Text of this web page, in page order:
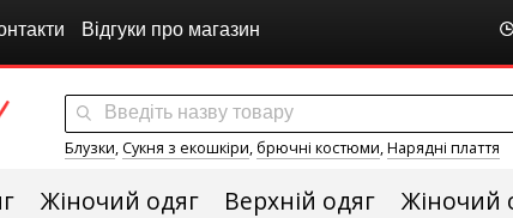
Відгуки про магазин
Блузки, Сукня з екошкіри, брючні костюми,Нарядні плаття
Жіночий одяг Верхній одяг Жіночий